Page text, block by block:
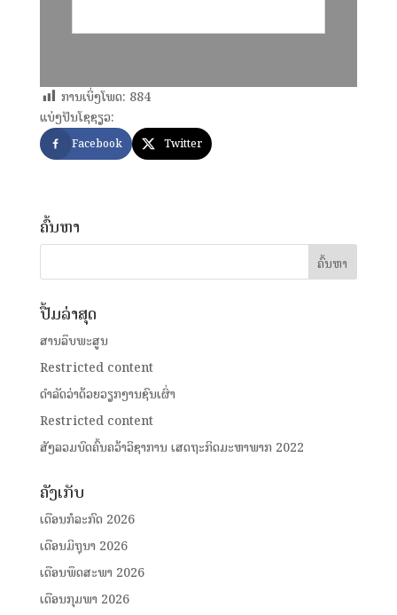
ການເບິ່ງໂພດ: 884
ແບ່ງປັນໂຊຊຽວ:
Facebook Twitter
ຄົ້ນຫາ
ປື້ມລ່າສຸດ
ສານລຶບພະສູນ
Restricted content
ດໍາລັດວ່າດ້ວຍວຽກງານຊົນເຜົ່າ
Restricted content
ສັງລວມບົດຄົ້ນຄວ້າວິຊາການ ເສດຖະກິດມະຫາພາກ 2022
ຄັງເກັບ
ເດືອນກໍລະກົດ 2026
ເດືອນມິຖຸນາ 2026
ເດືອນພຶດສະພາ 2026
ເດືອນກຸມພາ 2026